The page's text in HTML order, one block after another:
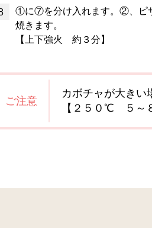
①に⑦を分け入れます。②、ピ
焼きます。
【上下強火 約３分】
ご注意
カボチャが大きい
【２５０℃ ５～